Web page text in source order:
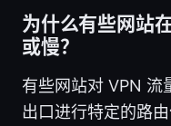
为什么有些网站
或慢？
有些网站对 VPN 流
出口进行特定的路